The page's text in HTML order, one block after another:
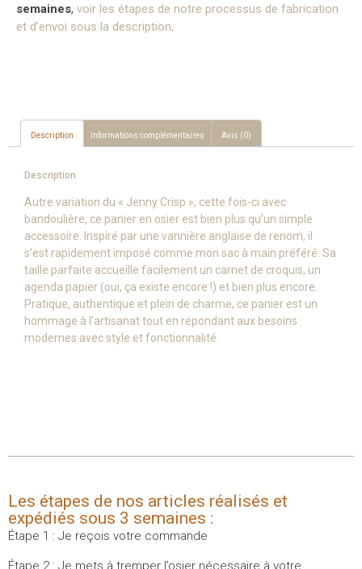
semaines, voir les étapes de notre processus de fabrication
et d’envoi sous la description.
Description Informations complémentaires Avis (0)
Description
Autre variation du « Jenny Crisp », cette fois-ci avec
bandoulière, ce panier en osier est bien plus qu’un simple
accessoire. Inspiré par une vannière anglaise de renom, il
s’est rapidement imposé comme mon sac à main préféré. Sa
taille parfaite accueille facilement un carnet de croquis, un
agenda papier (oui, ça existe encore !) et bien plus encore.
Pratique, authentique et plein de charme, ce panier est un
hommage à l’artisanat tout en répondant aux besoins
modernes avec style et fonctionnalité.
Les étapes de nos articles réalisés et
expédiés sous 3 semaines :
Étape 1 : Je reçois votre commande
Étape 2 : Je mets à tremper l’osier nécessaire à votre